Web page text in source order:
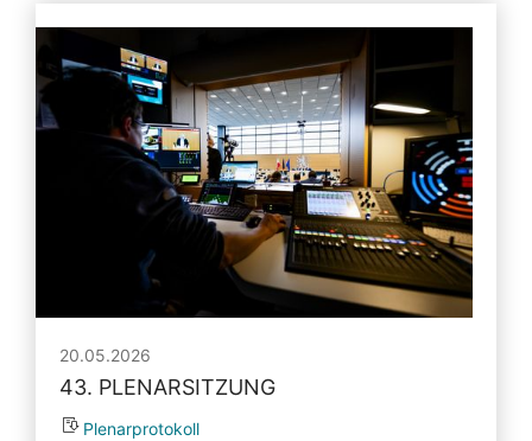
20.05.2026
43. PLENARSITZUNG
Plenarprotokoll